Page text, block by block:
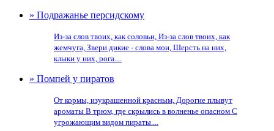
» Подражанье персидскому
Из-за слов твоих, как соловьи, Из-за слов твоих, как
жемчуга, Звери дикие - слова мои, Шерсть на них,
клыки у них, рога....
» Помпей у пиратов
От кормы, изукрашенной красным, Дорогие плывут
ароматы В трюм, где скрылись в волненье опасном С
угрожающим видом пираты....